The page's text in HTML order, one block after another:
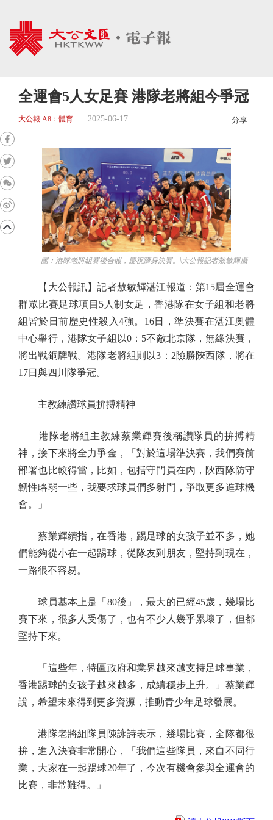
全運會5人女足賽 港隊老將組今爭冠
大公報 A8：體育 2025-06-17 分享
圖：港隊老將組賽後合照，慶祝躋身決賽。\大公報記者敖敏輝攝
【大公報訊】記者敖敏輝湛江報道：第15屆全運會
群眾比賽足球項目5人制女足，香港隊在女子組和老將
組皆於日前歷史性殺入4強。16日，準決賽在湛江奧體
中心舉行，港隊女子組以0：5不敵北京隊，無緣決賽，
將出戰銅牌戰。港隊老將組則以3：2險勝陝西隊，將在
17日與四川隊爭冠。
主教練讚球員拚搏精神
港隊老將組主教練蔡業輝賽後稱讚隊員的拚搏精
神，接下來將全力爭金，「對於這場準決賽，我們賽前
部署也比較得當，比如，包括守門員在內，陝西隊防守
韌性略弱一些，我要求球員們多射門，爭取更多進球機
會。」
蔡業輝續指，在香港，踢足球的女孩子並不多，她
們能夠從小在一起踢球，從隊友到朋友，堅持到現在，
一路很不容易。
球員基本上是「80後」，最大的已經45歲，幾場比
賽下來，很多人受傷了，也有不少人幾乎累壞了，但都
堅持下來。
「這些年，特區政府和業界越來越支持足球事業，
香港踢球的女孩子越來越多，成績穩步上升。」蔡業輝
說，希望未來得到更多資源，推動青少年足球發展。
港隊老將組隊員陳詠詩表示，幾場比賽，全隊都很
拚，進入決賽非常開心，「我們這些隊員，來自不同行
業，大家在一起踢球20年了，今次有機會參與全運會的
比賽，非常難得。」